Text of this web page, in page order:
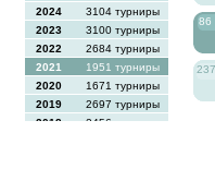
2024
3104 турниры
2023
3100 турниры
2022
2684 турниры
2021
1951 турниры
2020
1671 турниры
2019
2697 турниры
2018
2456 турниры
86
237